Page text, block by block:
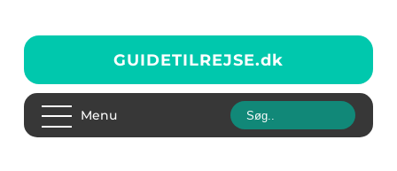
GUIDETILREJSE.dk
Menu